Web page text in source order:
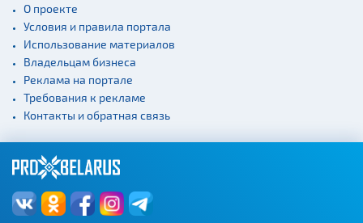
экскурсий: г. Минск
Спортивные
сооружения
Веломаршруты
Аэропорты
вокзалы
О проекте
Условия и правила портала
Использование материалов
Владельцам бизнеса
Реклама на портале
Требования к рекламе
Контакты и обратная связь